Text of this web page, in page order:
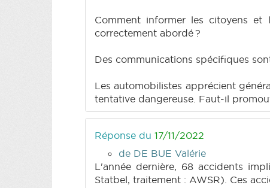
Comment informer les citoyens
correctement abordé ?
Des communications spécifiques
Les automobilistes apprécient
tentative dangereuse. Faut-il
Réponse du 17/11/2022
de DE BUE Valérie
L'année dernière, 68 accidents
Statbel, traitement : AWSR). Ces